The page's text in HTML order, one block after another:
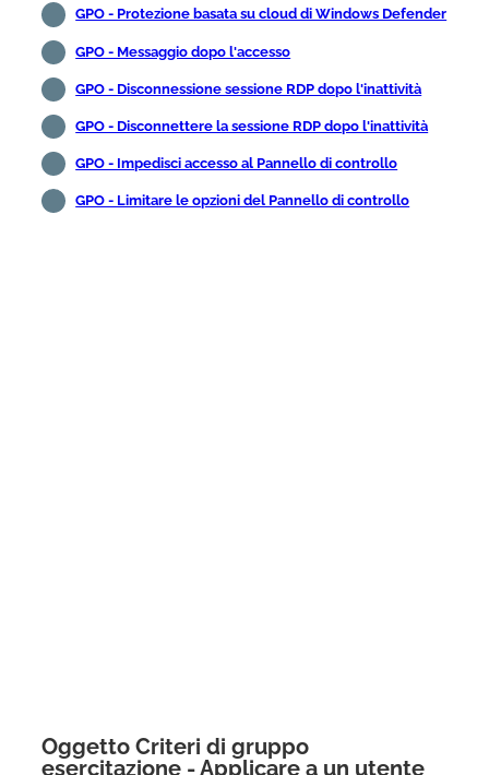
GPO - Protezione basata su cloud di Windows Defender
GPO - Messaggio dopo l'accesso
GPO - Disconnessione sessione RDP dopo l'inattività
GPO - Disconnettere la sessione RDP dopo l'inattività
GPO - Impedisci accesso al Pannello di controllo
GPO - Limitare le opzioni del Pannello di controllo
Oggetto Criteri di gruppo
esercitazione - Applicare a un utente